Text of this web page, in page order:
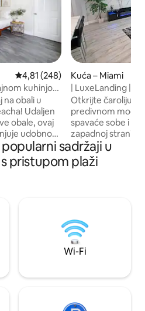
Prosječna ocjena: 4,81/5,
4,81 (248)
kuhinjom
na obali u
Udaljen
obale, ovaj
udobnost
udobnoj sobi
i
ili
opuštajućem,
iskustvu u
mjesto
Kuća – Miami
| LuxeLanding |
luka
Otkrijte čaroliju
predivnom
spavaće sobe i 3
zapadnoj strani
prostrani,
do 11 osoba i ima
boravak,
dvorište u stilu
mini golfom,
igrom cornhole,
stolom za biljar,
sadržaji u
pristupom plaži
Wi-Fi